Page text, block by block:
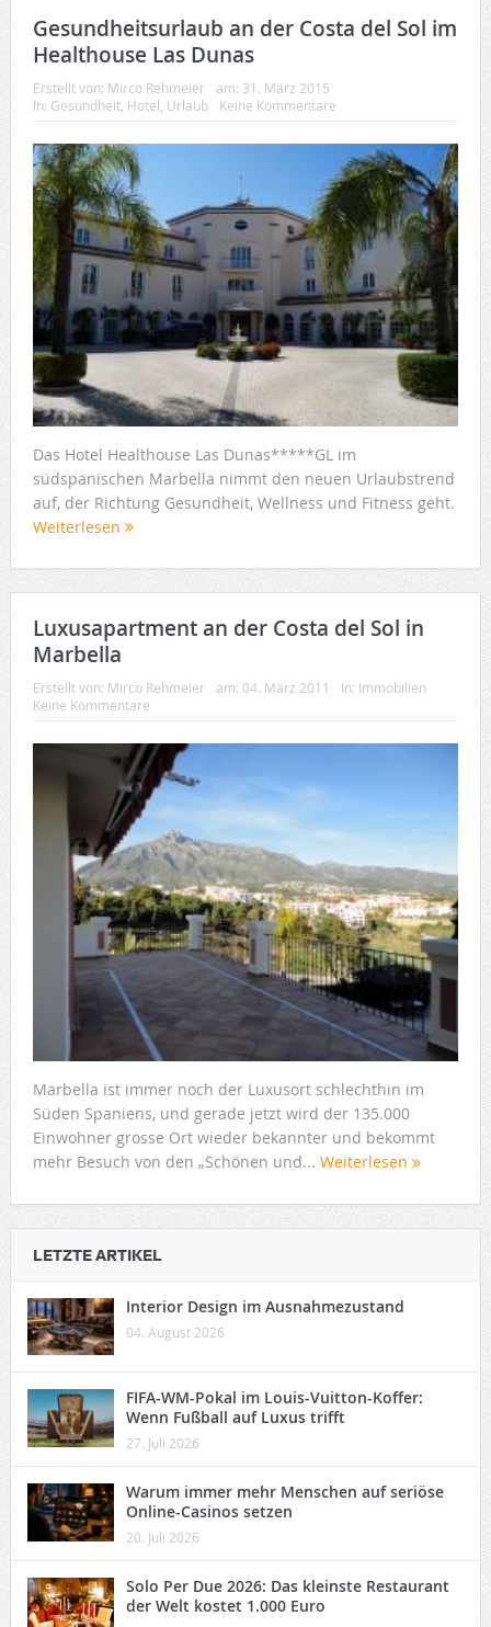
Gesundheitsurlaub an der Costa del Sol im
Healthouse Las Dunas
Erstellt von: Mirco Rehmeier am: 31. März 2015
In: Gesundheit, Hotel Urlaub Keine Kommentare
Das Hotel Healthouse Las Dunas*****GL im
südspanischen Marbella nimmt den neuen Urlaubstrend
auf, der Richtung Gesundheit, Wellness und Fitness geht.
Weiterlesen
Luxusapartment an der Costa del Sol in
Marbella
Erstellt von: Mirco Rehmeier am: 04. März 2011 In: Immobilien
Keine Kommentare
Marbella ist immer noch der Luxusort schlechthin im
Süden Spaniens, und gerade jetzt wird der 135.000
Einwohner grosse Ort wieder bekannter und bekommt
mehr Besuch von den „Schönen und... Weiterlesen
LETZTE ARTIKEL
Interior Design im Ausnahmezustand
04. August 2026
FIFA-WM-Pokal im Louis-Vuitton-Koffer:
Wenn Fußball auf Luxus trifft
27. Juli 2026
Warum immer mehr Menschen auf seriöse
Online-Casinos setzen
20. Juli 2026
Solo Per Due 2026: Das kleinste Restaurant
der Welt kostet 1.000 Euro